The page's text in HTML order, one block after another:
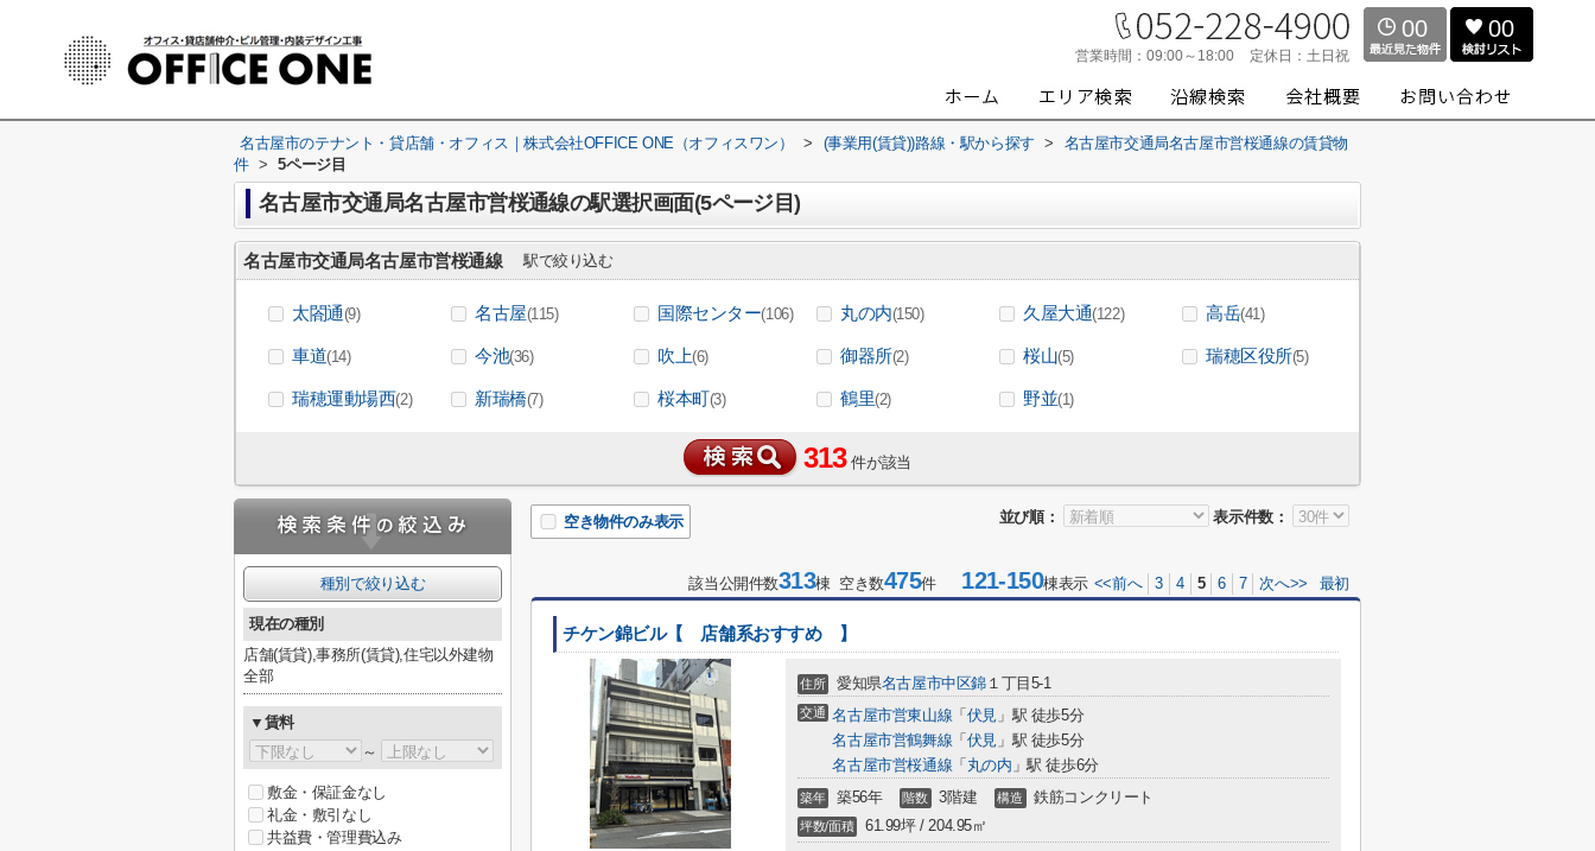
営業時間： 09:00～18:00 定休日： 土日祝
00 00
名古屋市のテナント・貸店舗・オフィス｜株式会社OFFICE ONE（オフィスワン） > (事業用(賃貸))路線・駅から探す >
名古屋市交通局名古屋市営桜通線の賃貸物
件 > 5ページ目
名古屋市交通局名古屋市営桜通線の駅選択画面(5ページ目)
名古屋市交通局名古屋市営桜通線 駅で絞り込む
太閤通(9) 名古屋(115) 国際センター(106) 丸の内(150) 久屋大通(122) 高岳(41)
車道(14) 今池(36) 吹上(6) 御器所(2) 桜山(5) 瑞穂区役所(5)
瑞穂運動場西(2) 新瑞橋(7) 桜本町(3) 鶴里(2) 野並(1)
313 件が該当
並び順： 表示件数：
空き物件のみ表示
該当公開件数313棟 空き数475件121-150棟表示 <<前へ 3 4 5 6 7 次へ>> 最初
チケン錦ビル【 店舗系おすすめ 】
住所 愛知県名古屋市中区錦 １丁目5-1
交通 名古屋市営東山線 「 伏見 」駅 徒歩5分
名古屋市営鶴舞線 「 伏見 」駅 徒歩5分
名古屋市営桜通線 「 丸の内 」駅 徒歩6分
築年 築56年 階数 3階建 構造 鉄筋コンクリート
坪数/面積 61.99坪 / 204.95㎡
種別で絞り込む
現在の種別
店舗(賃貸),事務所(賃貸),住宅以外建物
全部
▼賃料
～
敷金・保証金なし
礼金・敷引なし
共益費・管理費込み